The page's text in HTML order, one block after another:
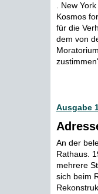
. New
Kosmos
für die
dem von
Ausgabe
An der
Rathaus.
mehrere
sich beim